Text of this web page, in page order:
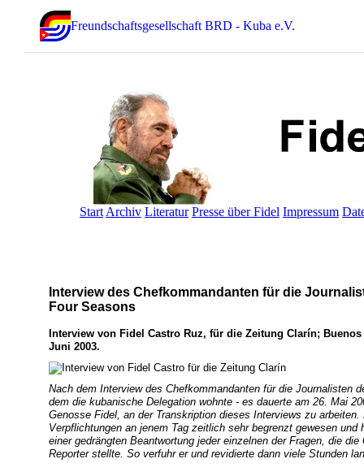
Freundschaftsgesellschaft BRD - Kuba e.V.
Start Archiv Literatur Presse über Fidel Impressum
Interview des Chefkommandanten für die
Four Seasons
Interview von Fidel Castro Ruz, für die Zeitung Clarín;
Juni 2003.
Nach dem Interview des Chefkommandanten für die Journalisten
dem die kubanische Delegation wohnte - es dauerte am 26. Mai
Genosse Fidel, an der Transkription dieses Interviews zu
Verpflichtungen an jenem Tag zeitlich sehr begrenzt gewesen
einer gedrängten Beantwortung jeder einzelnen der Fragen, die
Reporter stellte. So verfuhr er und revidierte dann viele Stunden